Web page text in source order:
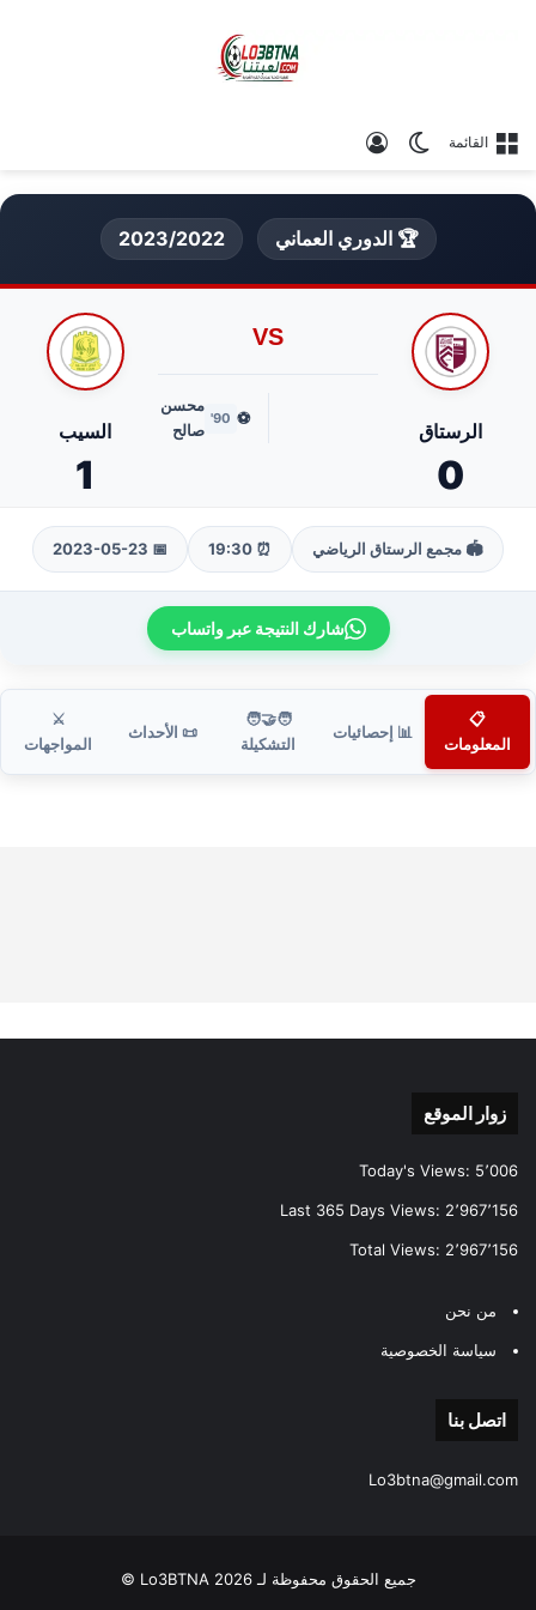
القائمة الوضع المظلم
🏆 الدوري العماني 2023/2022
الرستاق
0
VS
⚽
90'
محسن
صالح
السيب
1
🏟️ مجمع الرستاق الرياضي ⏰ 19:30
📅 2023-05-23
شارك النتيجة عبر واتساب
📋
المعلومات
📊 إحصائيات
🧑‍🤝‍🧑
التشكيلة
📜 الأحداث
⚔️
المواجهات
زوار الموقع
Today's Views: 5٬006
Last 365 Days Views: 2٬967٬156
Total Views: 2٬967٬156
من نحن
سياسة الخصوصية
اتصل بنا
Lo3btna@gmail.com
جميع الحقوق محفوظة لـ Lo3BTNA 2026 ©